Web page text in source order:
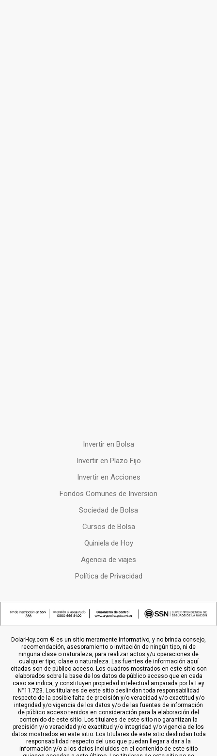
Invertir en Bolsa
Invertir en Plazo Fijo
Invertir en Acciones
Fondos Comunes de Inversion
Sociedad de Bolsa
Cursos de Bolsa
Quiniela de Hoy
Agencia de viajes
Política de Privacidad
DolarHoy.com ® es un sitio meramente informativo, y no brinda consejo,
recomendación, asesoramiento o invitación de ningún tipo, ni de
ninguna clase o naturaleza, para realizar actos y/u operaciones de
cualquier tipo, clase o naturaleza. Las fuentes de información aquí
citadas son de público acceso. Los cuadros mostrados en este sitio son
elaborados sobre la base de los datos de público acceso que en cada
caso se indica, y constituyen propiedad intelectual amparada por la Ley
N°11.723. Los titulares de este sitio deslindan toda responsabilidad
respecto de la posible falta de precisión y/o veracidad y/o exactitud y/o
integridad y/o vigencia de los datos y/o de las fuentes de información
de público acceso tenidos en consideración para la elaboración del
contenido de este sitio. Los titulares de este sitio no garantizan la
precisión y/o veracidad y/o exactitud y/o integridad y/o vigencia de los
datos mostrados en este sitio. Los titulares de este sitio deslindan toda
responsabilidad respecto del uso que puedan llegar a dar a la
información y/o a los datos incluídos en el contenido de este sitio